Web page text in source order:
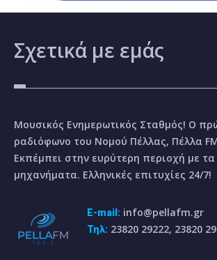
Σχετικά με εμάς
Μουσικός Ενημερωτικός Σταθμός! Ο
ραδιόφωνο του Νομού Πέλλας, Πέλλα
Εκπέμπει στην ευρύτερη περιοχή με τα
μηχανήματα. Ελληνικές επιτυχίες 24/7!
E-mail: info@pellafm.gr
Τηλ: 23820 29222, 23820